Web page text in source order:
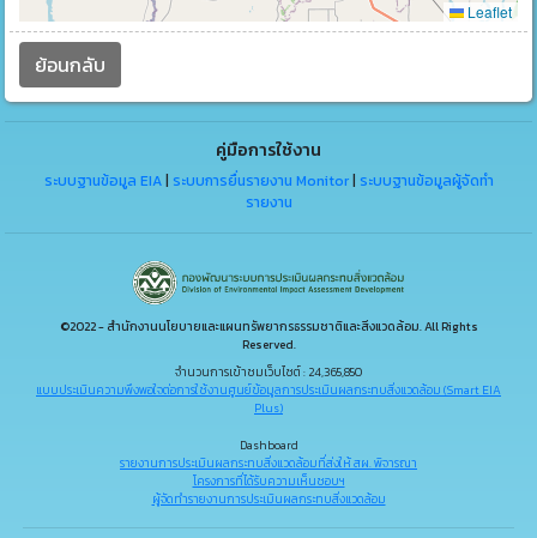
Leaflet
ย้อนกลับ
คู่มือการใช้งาน
ระบบฐานข้อมูล EIA| ระบบการยื่นรายงาน Monitor| ระบบฐานข้อมูลผู้จัดทำ
รายงาน
©2022 - สำนักงานนโยบายและแผนทรัพยากรธรรมชาติและสิ่งแวดล้อม. All Rights
Reserved.
จำนวนการเข้าชมเว็บไซต์ : 24,365,850
แบบประเมินความพึงพอใจต่อการใช้งานศูนย์ข้อมูลการประเมินผลกระทบสิ่งแวดล้อม (Smart EIA
Plus)
Dashboard
รายงานการประเมินผลกระทบสิ่งแวดล้อมที่ส่งให้ สผ. พิจารณา
โครงการที่ได้รับความเห็นชอบฯ
ผู้จัดทำรายงานการประเมินผลกระทบสิ่งแวดล้อม